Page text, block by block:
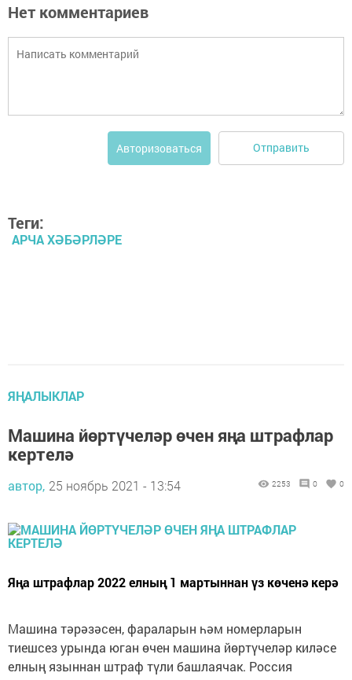
Нет комментариев
Авторизоваться Отправить
Теги:
АРЧА ХӘБӘРЛӘРЕ
ЯҢАЛЫКЛАР
Машина йөртүчеләр өчен яңа штрафлар
кертелә
автор, 25 ноябрь 2021 - 13:54 2253 0 0
Яңа штрафлар 2022 елның 1 мартыннан үз көченә керә
Машина тәрәзәсен, фараларын һәм номерларын
тиешсез урында юган өчен машина йөртүчеләр киләсе
елның языннан штраф түли башлаячак. Россия